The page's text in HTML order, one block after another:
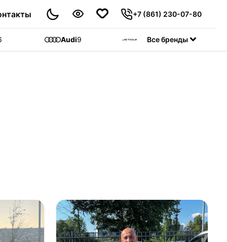
+7 (861) 230-07-80
Audi9 Jetour55
Все бренды